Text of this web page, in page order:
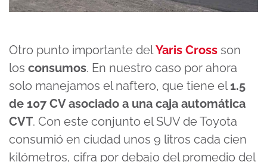
Otro punto importante delYaris Cross son
los consumos. En nuestro caso por ahora
solo manejamos el naftero, que tiene el1.5
de 107 CV asociado a una caja automática
CVT. Con este conjunto el SUV de Toyota
consumió en ciudad unos 9 litros cada cien
kilómetros, cifra por debajo del promedio del